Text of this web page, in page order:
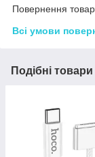
Повернення
Всі умови
Подібні товари